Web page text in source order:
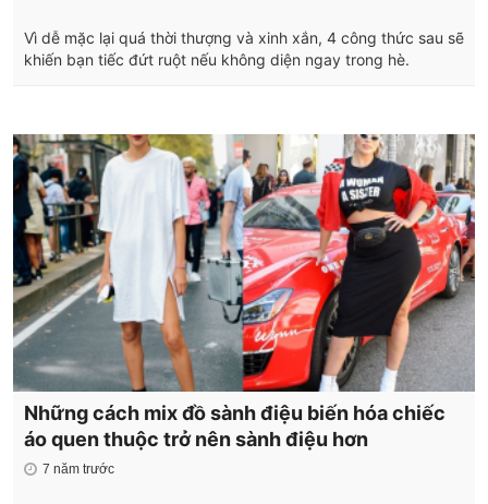
Vì dễ mặc lại quá thời thượng và xinh xắn, 4 công thức sau sẽ
khiến bạn tiếc đứt ruột nếu không diện ngay trong hè.
Những cách mix đồ sành điệu biến hóa chiếc
áo quen thuộc trở nên sành điệu hơn
7 năm trước